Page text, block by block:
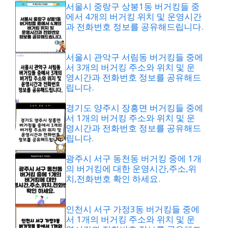
서울시 중랑구 상봉1동 버거킹들 중
에서 4개의 버거킹 위치 및 운영시간
과 전화번호 정보를 공유해드립니다.
서울시 관악구 서림동 버거킹들 중에
서 3개의 버거킹 주소와 위치 및 운
영시간과 전화번호 정보를 공유해드
립니다.
경기도 양주시 장흥면 버거킹들 중에
서 1개의 버거킹 주소와 위치 및 운
영시간과 전화번호 정보를 공유해드
립니다.
광주시 서구 동천동 버거킹 중에 1개
의 버거킹에 대한 운영시간,주소,위
치,전화번호 확인 하세요.
인천시 서구 가정3동 버거킹들 중에
서 1개의 버거킹 주소와 위치 및 운